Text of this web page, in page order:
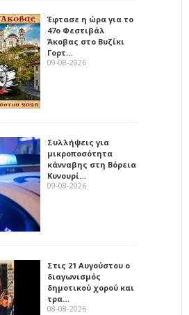
Έφτασε η ώρα για το
47ο Φεστιβάλ
Άκοβας στο Βυζίκι
Γορτ…
09-08-2026
Συλλήψεις για
μικροποσότητα
κάνναβης στη Βόρεια
Κυνουρί…
09-08-2026
Στις 21 Αυγούστου ο
διαγωνισμός
δημοτικού χορού και
τρα…
08-08-2026